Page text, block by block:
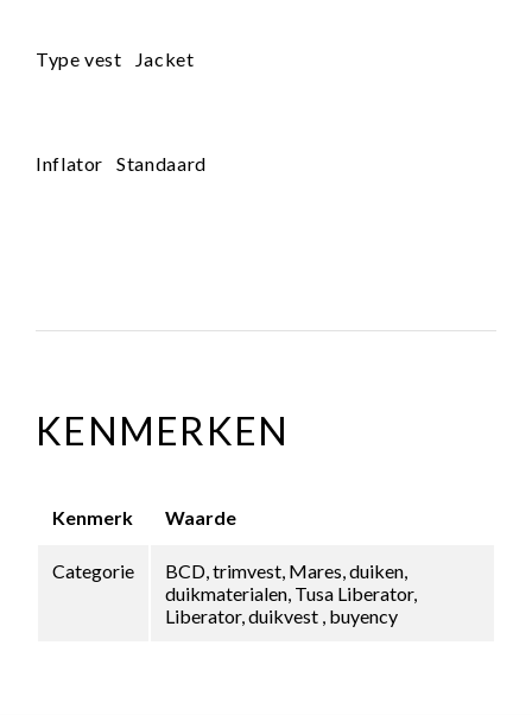
Type vest Jacket
Inflator Standaard
KENMERKEN
Kenmerk Waarde
Categorie
BCD, trimvest, Mares, duiken,
duikmaterialen, Tusa Liberator,
Liberator, duikvest , buyency